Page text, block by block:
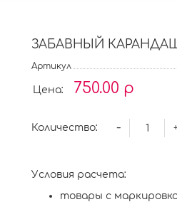
ЗАБАВНЫЙ КАРАНДАШ
Артикул
Цена: 750.00 р
Количество: +
-
Условия расчета:
товары с